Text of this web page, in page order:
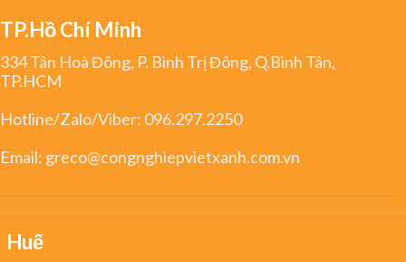
TP.Hồ Chí Minh
334 Tân Hoà Đông, P. Bình Trị Đông, Q.Bình Tân,
TP.HCM
Hotline/Zalo/Viber: 096.297.2250
Email: greco@congnghiepvietxanh.com.vn
Huế